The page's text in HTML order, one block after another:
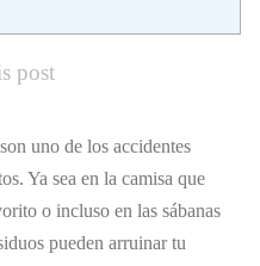
post
son uno de los accidentes
Ya sea en la camisa que
o incluso en las sábanas
pueden arruinar tu